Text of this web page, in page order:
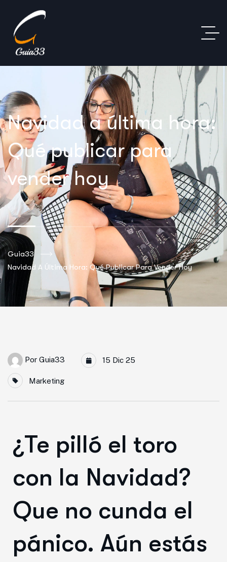
Navidad a última hora:
Qué publicar para
vender hoy
Guia33
Navidad A Última Hora: Qué Publicar Para Vender Hoy
Por Guia33 15 Dic 25
Marketing
¿Te pilló el toro
con la Navidad?
Que no cunda el
pánico. Aún estás